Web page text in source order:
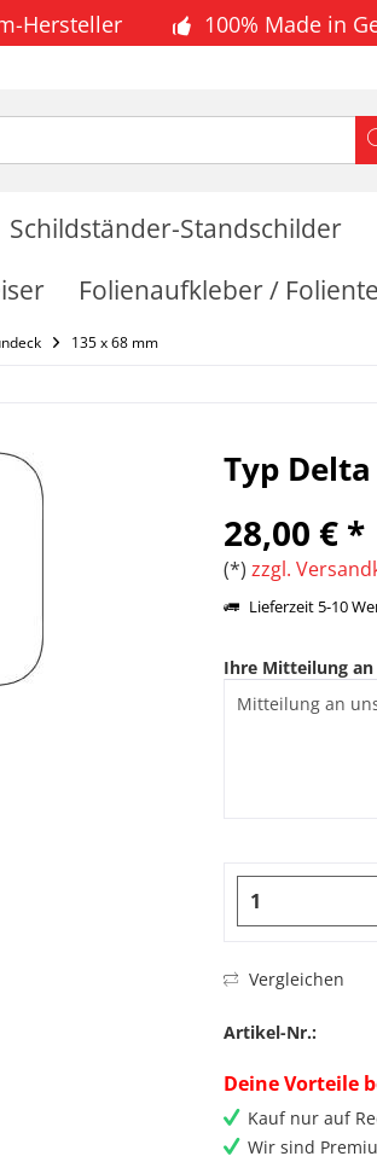
Hersteller 100% Made in
Schildständer-Standschilder
Folienaufkleber /
135 x 68 mm
Typ
28,00 € *
(*)zzgl.
Lieferzeit 5-10
Ihre Mitteilung an
Vergleichen
Artikel-Nr.:
Deine Vorteile
Kauf nur auf
Wir sind